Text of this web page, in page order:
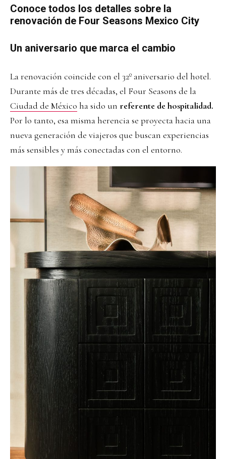
Conoce todos los detalles sobre la
renovación de Four Seasons Mexico City
Un aniversario que marca el cambio
La renovación coincide con el 32º aniversario del hotel.
Durante más de tres décadas, el Four Seasons de la
Ciudad de México ha sido un referente de hospitalidad.
Por lo tanto, esa misma herencia se proyecta hacia una
nueva generación de viajeros que buscan experiencias
más sensibles y más conectadas con el entorno.